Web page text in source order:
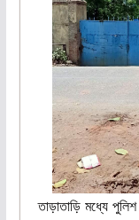
তাড়াতাড়ি মধ্যে